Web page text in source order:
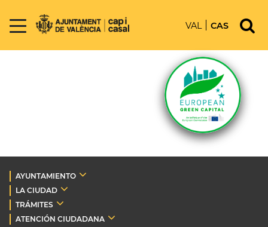
VAL CAS
AYUNTAMIENTO
LA CIUDAD
TRÁMITES
ATENCIÓN CIUDADANA